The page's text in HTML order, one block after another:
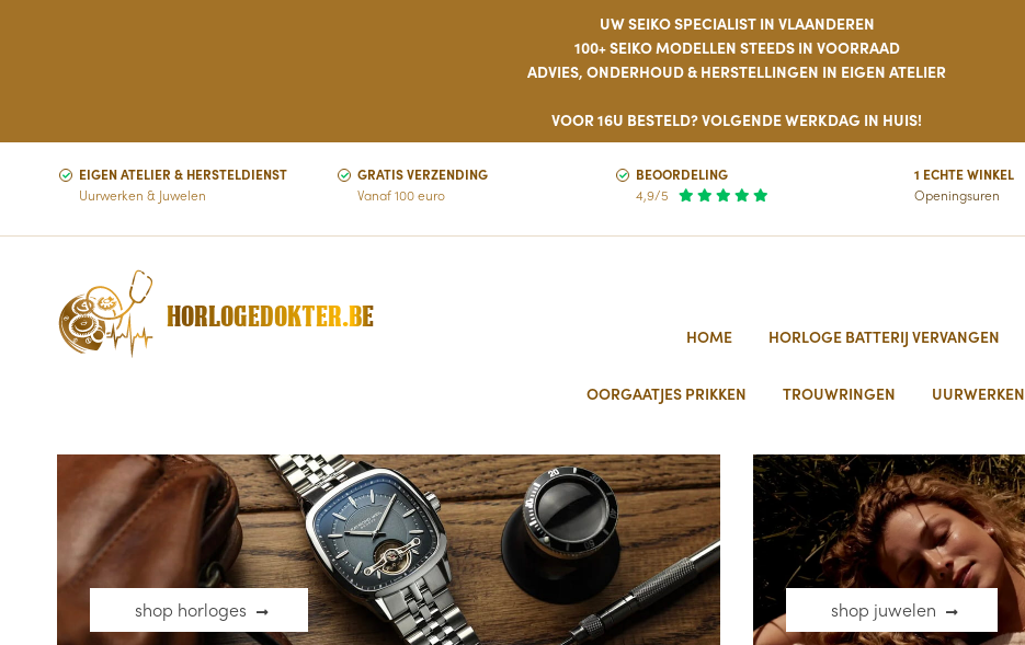
UW SEIKO SPECIALIST IN VLAANDEREN
100+ SEIKO MODELLEN STEEDS IN VOORRAAD
ADVIES, ONDERHOUD & HERSTELLINGEN IN EIGEN ATELIER
VOOR 16U BESTELD? VOLGENDE WERKDAG IN HUIS!
EIGEN ATELIER & HERSTELDIENST
Uurwerken & Juwelen
GRATIS VERZENDING
Vanaf 100 euro
BEOORDELING
4,9/5
1 ECHTE WINKEL
Openingsuren
HORLOGEDOKTER.BE
HOME HORLOGE BATTERIJ VERVANGEN
OORGAATJES PRIKKEN TROUWRINGEN UURWERKEN
shop horloges shop juwelen